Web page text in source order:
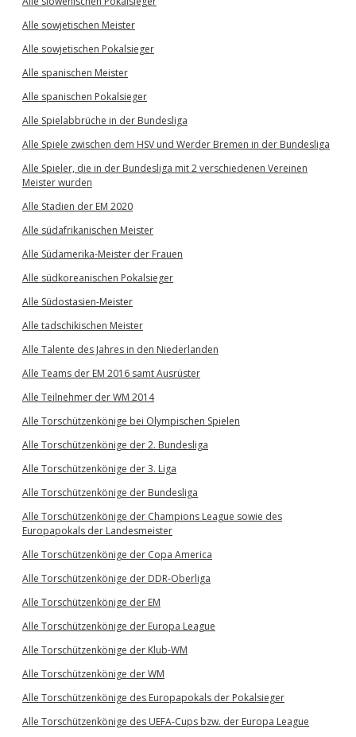
Alle sowjetischen Meister
Alle sowjetischen Pokalsieger
Alle spanischen Meister
Alle spanischen Pokalsieger
Alle Spielabbrüche in der Bundesliga
Alle Spiele zwischen dem HSV und Werder Bremen in der Bundesliga
Alle Spieler, die in der Bundesliga mit 2 verschiedenen Vereinen
Meister wurden
Alle Stadien der EM 2020
Alle südafrikanischen Meister
Alle Südamerika-Meister der Frauen
Alle südkoreanischen Pokalsieger
Alle Südostasien-Meister
Alle tadschikischen Meister
Alle Talente des Jahres in den Niederlanden
Alle Teams der EM 2016 samt Ausrüster
Alle Teilnehmer der WM 2014
Alle Torschützenkönige bei Olympischen Spielen
Alle Torschützenkönige der 2. Bundesliga
Alle Torschützenkönige der 3. Liga
Alle Torschützenkönige der Bundesliga
Alle Torschützenkönige der Champions League sowie des
Europapokals der Landesmeister
Alle Torschützenkönige der Copa America
Alle Torschützenkönige der DDR-Oberliga
Alle Torschützenkönige der EM
Alle Torschützenkönige der Europa League
Alle Torschützenkönige der Klub-WM
Alle Torschützenkönige der WM
Alle Torschützenkönige des Europapokals der Pokalsieger
Alle Torschützenkönige des UEFA-Cups bzw. der Europa League